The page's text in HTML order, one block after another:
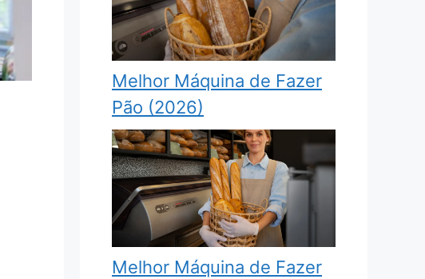
Melhor Máquina de Fazer
Pão (2026)
Melhor Máquina de Fazer